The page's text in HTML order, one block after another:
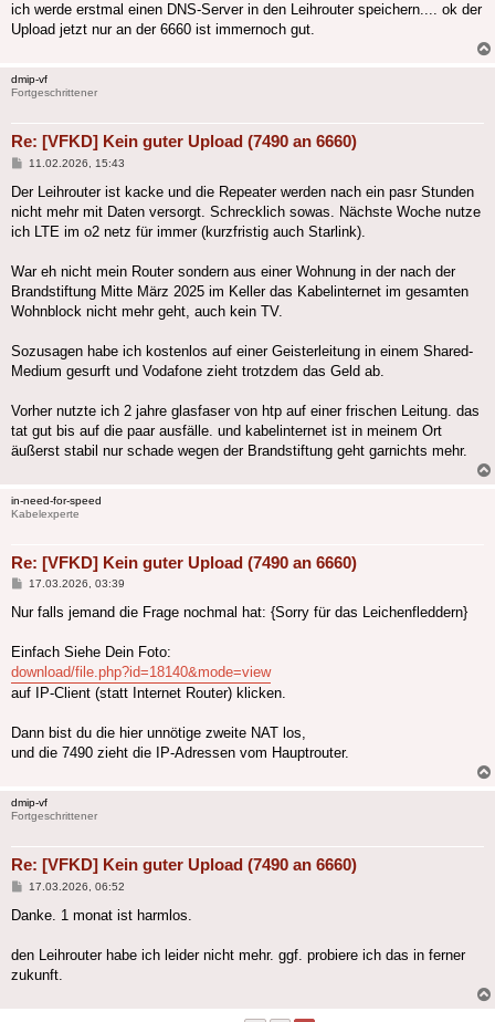
ich werde erstmal einen DNS-Server in den Leihrouter speichern.... ok der
Upload jetzt nur an der 6660 ist immernoch gut.
dmip-vf
Fortgeschrittener
Re: [VFKD] Kein guter Upload (7490 an 6660)
Beitrag
11.02.2026, 15:43
Der Leihrouter ist kacke und die Repeater werden nach ein pasr Stunden
nicht mehr mit Daten versorgt. Schrecklich sowas. Nächste Woche nutze
ich LTE im o2 netz für immer (kurzfristig auch Starlink).
War eh nicht mein Router sondern aus einer Wohnung in der nach der
Brandstiftung Mitte März 2025 im Keller das Kabelinternet im gesamten
Wohnblock nicht mehr geht, auch kein TV.
Sozusagen habe ich kostenlos auf einer Geisterleitung in einem Shared-
Medium gesurft und Vodafone zieht trotzdem das Geld ab.
Vorher nutzte ich 2 jahre glasfaser von htp auf einer frischen Leitung. das
tat gut bis auf die paar ausfälle. und kabelinternet ist in meinem Ort
äußerst stabil nur schade wegen der Brandstiftung geht garnichts mehr.
in-need-for-speed
Kabelexperte
Re: [VFKD] Kein guter Upload (7490 an 6660)
Beitrag
17.03.2026, 03:39
Nur falls jemand die Frage nochmal hat: {Sorry für das Leichenfleddern}
Einfach Siehe Dein Foto:
download/file.php?id=18140&mode=view
auf IP-Client (statt Internet Router) klicken.
Dann bist du die hier unnötige zweite NAT los,
und die 7490 zieht die IP-Adressen vom Hauptrouter.
dmip-vf
Fortgeschrittener
Re: [VFKD] Kein guter Upload (7490 an 6660)
Beitrag
17.03.2026, 06:52
Danke. 1 monat ist harmlos.
den Leihrouter habe ich leider nicht mehr. ggf. probiere ich das in ferner
zukunft.